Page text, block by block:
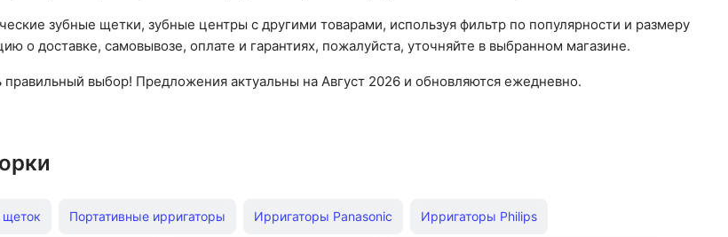
зубные щетки, зубные центры с другими товарами, используя фильтр по популярности и размеру
о доставке, самовывозе, оплате и гарантиях, пожалуйста, уточняйте в выбранном магазине.
выбор! Предложения актуальны на Август 2026 и обновляются ежедневно.
щеток Портативные ирригаторы Ирригаторы Panasonic Ирригаторы Philips